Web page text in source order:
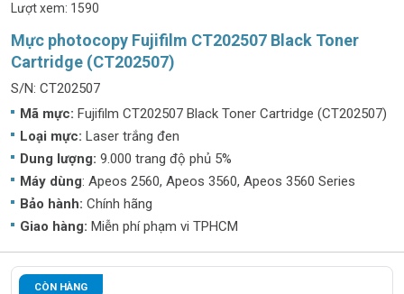
Mực photocopy Fujifilm CT202507 Black Toner
Cartridge (CT202507)
S/N: CT202507
Mã mực: Fujifilm CT202507 Black Toner Cartridge (CT202507)
Loại mực: Laser trắng đen
Dung lượng: 9.000 trang độ phủ 5%
Máy dùng: Apeos 2560, Apeos 3560, Apeos 3560 Series
Bảo hành: Chính hãng
Giao hàng: Miễn phí phạm vi TPHCM
Lượt xem: 1590
CÒN HÀNG